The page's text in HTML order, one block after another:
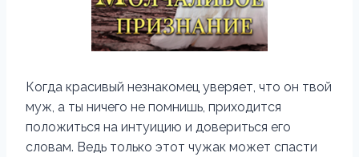
Когда красивый незнакомец уверяет, что он твой
муж, а ты ничего не помнишь, приходится
положиться на интуицию и довериться его
словам. Ведь только этот чужак может спасти